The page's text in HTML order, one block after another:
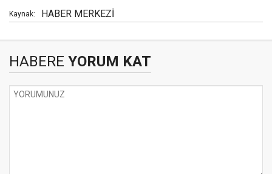
Kaynak: HABER MERKEZİ
HABERE YORUM KAT